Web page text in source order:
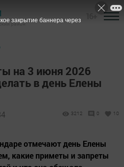
район
на 3 июня 2026
в день Елены
3212 0 10
отмечают день Елены
какие приметы и запреты
закрытие баннера через